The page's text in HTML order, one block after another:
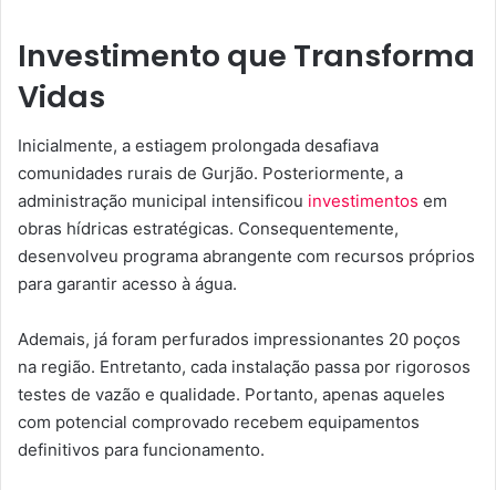
Investimento que Transforma
Vidas
Inicialmente, a estiagem prolongada desafiava
comunidades rurais de Gurjão. Posteriormente, a
administração municipal intensificou investimentos em
obras hídricas estratégicas. Consequentemente,
desenvolveu programa abrangente com recursos próprios
para garantir acesso à água.
Ademais, já foram perfurados impressionantes 20 poços
na região. Entretanto, cada instalação passa por rigorosos
testes de vazão e qualidade. Portanto, apenas aqueles
com potencial comprovado recebem equipamentos
definitivos para funcionamento.